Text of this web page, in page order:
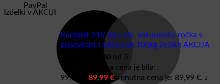
PayPal
Izdelki v AKCIJI
Komplet 21V aku. vib. vakuumska ročka s
priseskom 150mm do 100kg 2x2Ah AKCIJA
5.00 od 5
99,99
Izvirna cena je bila:
99,99 €. 89,99 €Trenutna cena je: 89,99 €. z